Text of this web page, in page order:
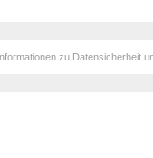
zu Datensicherheit